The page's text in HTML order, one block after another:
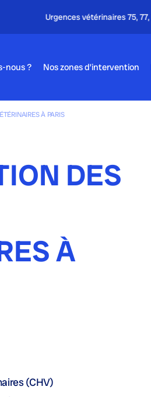
nous ? Nos zones d’intervention
À PARIS
DES
À
(CHV)